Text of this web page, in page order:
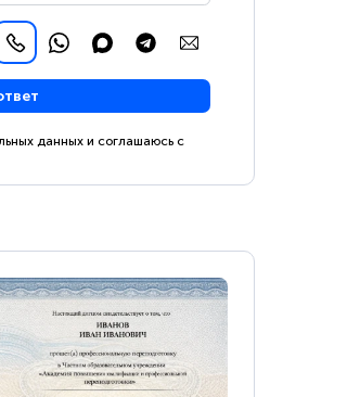
данных и соглашаюсь с